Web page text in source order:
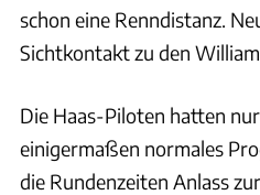
schon eine Renndistanz.
Sichtkontakt zu den
Die Haas-Piloten hatten
einigermaßen normales
die Rundenzeiten Anlass